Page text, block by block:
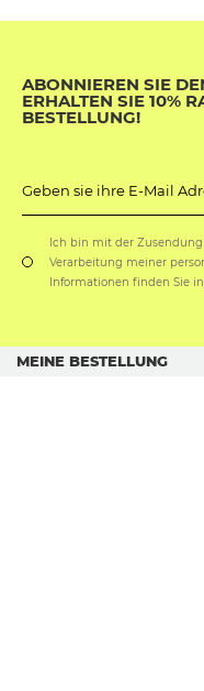
ABONNIEREN SIE
ERHALTEN SIE 10%
BESTELLUNG!
Geben sie ihre E-Mail
Ich bin mit der
Verarbeitung meiner
Informationen finden Sie in
MEINE BESTELLUNG